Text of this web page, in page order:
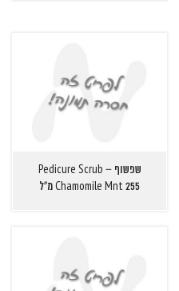
שפשוף Pedicure Scrub –
Chamomile Mnt 255 מ"ל